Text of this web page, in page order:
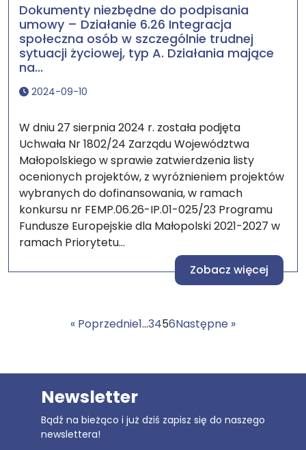
Dokumenty niezbędne do podpisania
umowy – Działanie 6.26 Integracja
społeczna osób w szczególnie trudnej
sytuacji życiowej, typ A. Działania mające
na...
2024-09-10
W dniu 27 sierpnia 2024 r. została podjęta
Uchwała Nr 1802/24 Zarządu Województwa
Małopolskiego w sprawie zatwierdzenia listy
ocenionych projektów, z wyróżnieniem projektów
wybranych do dofinansowania, w ramach
konkursu nr FEMP.06.26-IP.01-025/23 Programu
Fundusze Europejskie dla Małopolski 2021-2027 w
ramach Priorytetu...
Zobacz więcej
« Poprzednie1…3456Następne »
Newsletter
Bądź na bieżąco i już dziś zapisz się do naszego
newslettera!